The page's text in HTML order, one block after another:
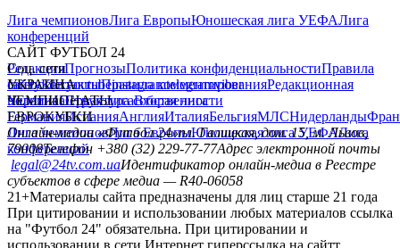
Лига чемпионовЛига ЕвропыЮношеская лига УЕФАЛига
конференций
САЙТ ФУТБОЛ 24
РедакцияПрогнозыПолитика конфиденциальностиПравила
сайтуКонтактыПравила комментированияРедакционная
политикаСтруктура собственности
Соц. сети
facebookxyoutubeinstagramtelegramviber
УКРАИНА
УкраинаПервая лигаВторая лига
ЧЕМПИОНАТЫ
ГерманияИспанияАнглияИталияБельгияМЛСНидерланды
ЕВРОКУБКИ
Лига чемпионовЛига ЕвропыЮношеская лига УЕФАЛига
конференций
Онлайн-медиа «Футбол 24»пл. Галицкая, дом. 15, м. Львов,
79008Телефон +380 (32) 229-77-77Адрес электронной почты
legal@24tv.com.uaИдентификатор онлайн-медиа в Реестре
субъектов в сфере медиа — R40-06058
21+Материалы сайта предназначены для лиц старше 21 года
При цитировании и использовании любых материалов ссылка
на "Футбол 24" обязательна. При цитировании и